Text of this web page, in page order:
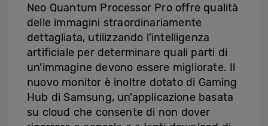
Neo Quantum Processor Pro offre qualità
delle immagini straordinariamente
dettagliata, utilizzando l’intelligenza
artificiale per determinare quali parti di
un’immagine devono essere migliorate. Il
nuovo monitor è inoltre dotato di Gaming
Hub di Samsung, un’applicazione basata
su cloud che consente di non dover